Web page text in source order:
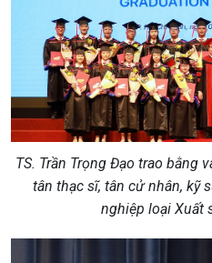
TS. Trần Trọng Đạo trao bằng
tân thạc sĩ, tân cử nhân, kỹ
nghiệp loại Xuất